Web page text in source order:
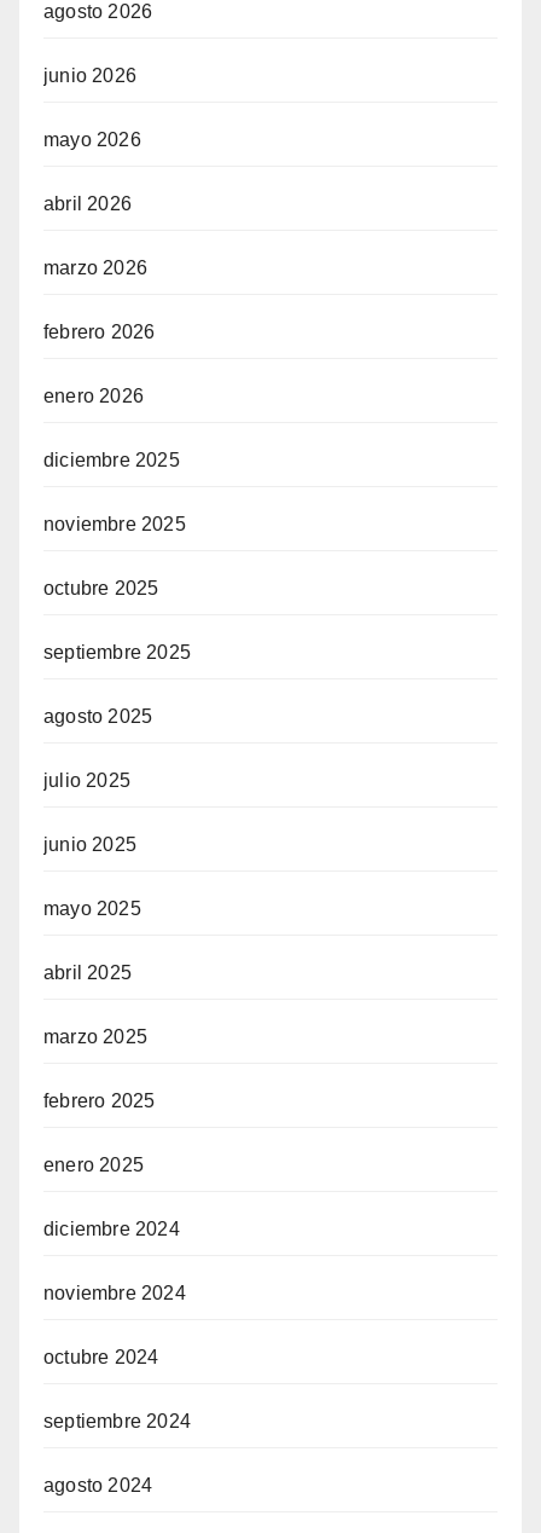
agosto 2026
junio 2026
mayo 2026
abril 2026
marzo 2026
febrero 2026
enero 2026
diciembre 2025
noviembre 2025
octubre 2025
septiembre 2025
agosto 2025
julio 2025
junio 2025
mayo 2025
abril 2025
marzo 2025
febrero 2025
enero 2025
diciembre 2024
noviembre 2024
octubre 2024
septiembre 2024
agosto 2024